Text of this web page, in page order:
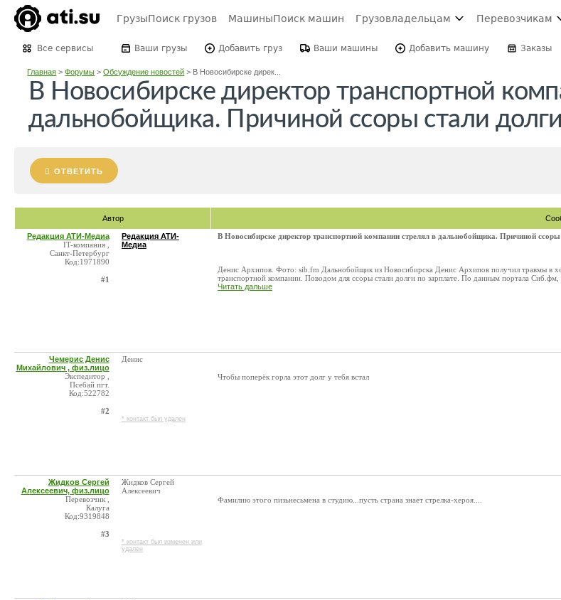
ГрузыПоиск грузов МашиныПоиск машин Грузовладельцам Перевозчикам
Все сервисы Ваши грузы Добавить груз Ваши машины Добавить машину Заказы
Главная >Форумы >Обсуждение новостей > В Новосибирске дирек...
В Новосибирске директор транспортной
дальнобойщика. Причиной ссоры стали
ОТВЕТИТЬ
Автор
Редакция АТИ-Медиа
IT-компания ,
Санкт-Петербург
Код:1971890
#1
Редакция АТИ-
Медиа
В Новосибирске директор транспортной компании стрелял в дальнобойщика. Причиной ссоры
Денис Архипов. Фото: sib.fm Дальнобойщик из Новосибирска Денис Архипов получил травмы в
транспортной компании. Поводом для ссоры стали долги по зарплате. По данным портала
Читать дальше
Чемерис Денис
Михайлович , физ.лицо
Экспедитор ,
Псебай пгт.
Код:522782
#2
Денис
* контакт был удален
Чтобы поперёк горла этот долг у тебя встал
Жидков Сергей
Алексеевич, физ.лицо
Перевозчик ,
Калуга
Код:9319848
#3
Жидков Сергей
Алексеевич
* контакт был изменен или
удален
Фамилию этого пизьнесьмена в студию...пусть страна знает стрелка-хероя....